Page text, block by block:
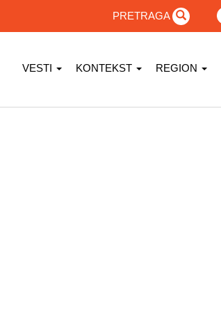
PRETRAGA
VESTI KONTEKST REGION